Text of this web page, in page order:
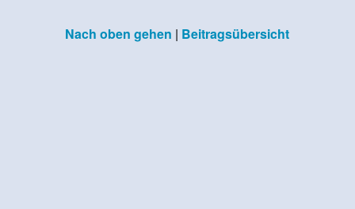
Nach oben gehen | Beitragsübersicht